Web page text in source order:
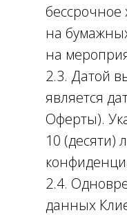
на
на
2.3. Датой
является
Оферты).
10 (десяти)
2.4.
данных